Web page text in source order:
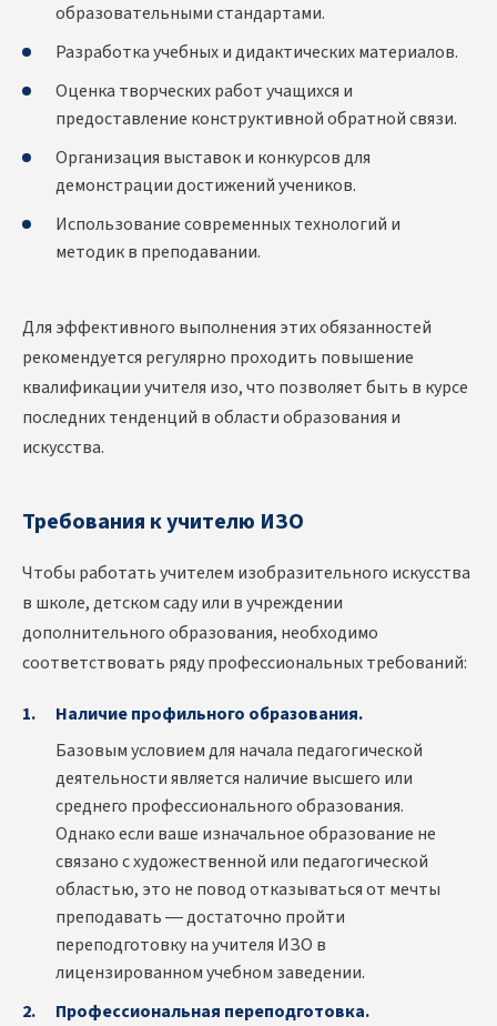
образовательными стандартами.
Разработка учебных и дидактических материалов.
Оценка творческих работ учащихся и
предоставление конструктивной обратной связи.
Организация выставок и конкурсов для
демонстрации достижений учеников.
Использование современных технологий и
методик в преподавании.
Для эффективного выполнения этих обязанностей
рекомендуется регулярно проходить повышение
квалификации учителя изо, что позволяет быть в курсе
последних тенденций в области образования и
искусства.
Требования к учителю ИЗО
Чтобы работать учителем изобразительного искусства
в школе, детском саду или в учреждении
дополнительного образования, необходимо
соответствовать ряду профессиональных требований:
Наличие профильного образования.
Базовым условием для начала педагогической
деятельности является наличие высшего или
среднего профессионального образования.
Однако если ваше изначальное образование не
связано с художественной или педагогической
областью, это не повод отказываться от мечты
преподавать — достаточно пройти
переподготовку на учителя ИЗО в
лицензированном учебном заведении.
Профессиональная переподготовка.